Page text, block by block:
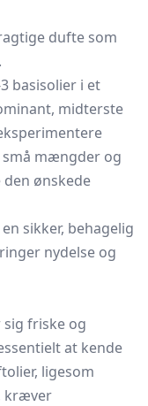
dufte som
basisolier i et
midterste
mængder og
ønskede
sikker, behagelig
nydelse og
friske og
at kende
ligesom
kræver